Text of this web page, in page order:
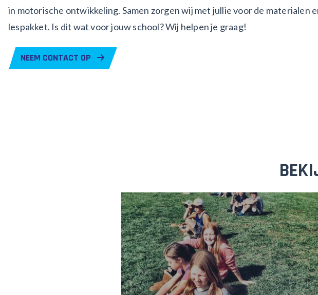
in motorische ontwikkeling. Samen zorgen wij met jullie voor de materialen
lespakket. Is dit wat voor jouw school? Wij helpen je graag!
NEEM CONTACT OP